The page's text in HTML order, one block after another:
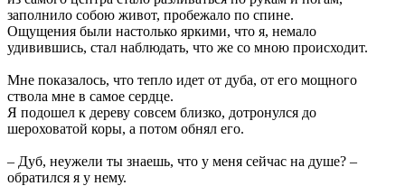
заполнило собою живот, пробежало по спине.
Ощущения были настолько яркими, что я, немало
удивившись, стал наблюдать, что же со мною происходит.
Мне показалось, что тепло идет от дуба, от его мощного
ствола мне в самое сердце.
Я подошел к дереву совсем близко, дотронулся до
шероховатой коры, а потом обнял его.
– Дуб, неужели ты знаешь, что у меня сейчас на душе? –
обратился я у нему.